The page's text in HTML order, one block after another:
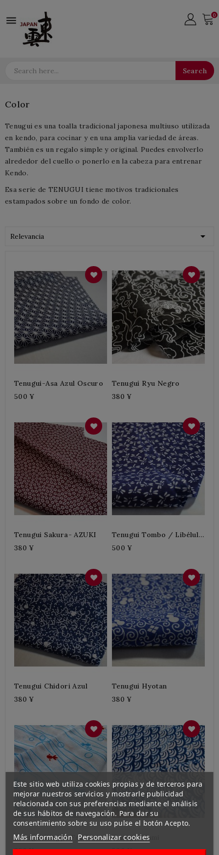
 0
Search
Color
Tenugui es una toalla tradicional japonesa multiuso utilizada
en kendo, para cocinar y en una amplia variedad de áreas.
También es un regalo simple y original. Puedes envolverlo
alrededor del cuello o ponerlo en la cabeza para entrenar
Kendo.
Esa serie de TENUGUI tiene motivos tradicionales
estampados sobre un fondo de color.
Relevancia 
Tenugui-Asa Azul Oscuro
500 ¥
Tenugui Ryu Negro
380 ¥
Tenugui Sakura- AZUKI
380 ¥
Tenugui Tombo / Libélula
- Azul Oscuro
500 ¥
Tenugui Chidori Azul
380 ¥
Tenugui Hyotan
380 ¥
Tenugui Kingyo Fondo
380 ¥
Tenugui Nami
500 ¥
Este sitio web utiliza cookies propias y de terceros para
mejorar nuestros servicios y mostrarle publicidad
relacionada con sus preferencias mediante el análisis
de sus hábitos de navegación. Para dar su
consentimiento sobre su uso pulse el botón Acepto.
Más información Personalizar cookies